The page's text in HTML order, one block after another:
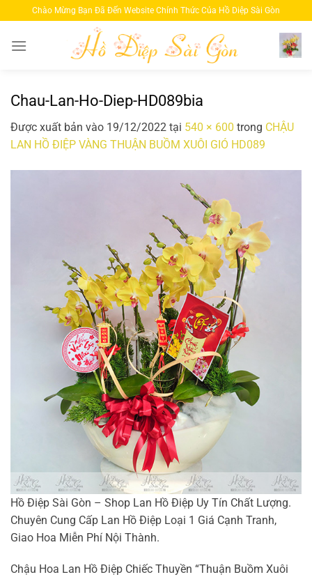
qua
nội
Chào Mừng Bạn Đã Đến Website Chính Thức Của Hồ Diệp Sài Gòn
Chau-Lan-Ho-Diep-HD089bia
Được xuất bản vào 19/12/2022 tại 540 × 600 trong CHẬU
LAN HỒ ĐIỆP VÀNG THUẬN BUỒM XUÔI GIÓ HD089
Hồ Điệp Sài Gòn – Shop Lan Hồ Điệp Uy Tín Chất Lượng.
Chuyên Cung Cấp Lan Hồ Điệp Loại 1 Giá Cạnh Tranh,
Giao Hoa Miễn Phí Nội Thành.
Chậu Hoa Lan Hồ Điệp Chiếc Thuyền “Thuận Buồm Xuôi